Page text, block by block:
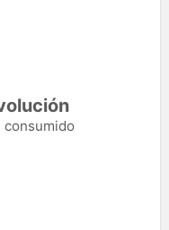
consumido